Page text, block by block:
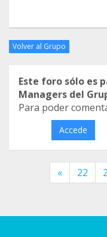
Volver al Grupo
Este foro sólo es
Managers del
Para poder
Accede
« 22